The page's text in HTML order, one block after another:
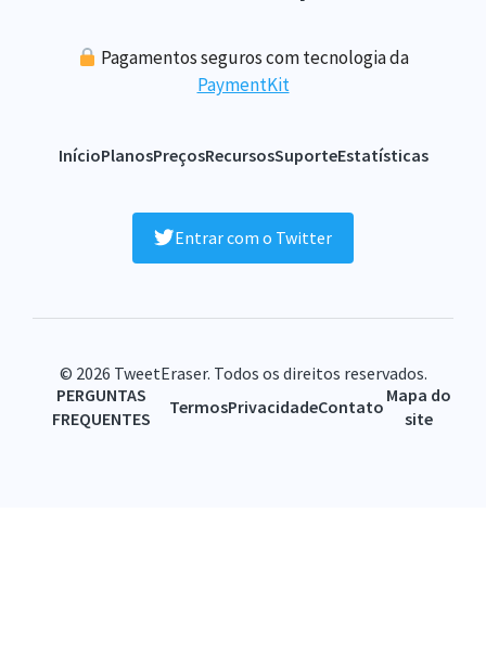
Pagamentos seguros com tecnologia da
PaymentKit
InícioPlanosPreçosRecursosSuporteEstatísticas
Entrar com o Twitter
© 2026 TweetEraser. Todos os direitos reservados.
PERGUNTAS
FREQUENTES
TermosPrivacidadeContato
Mapa do
site